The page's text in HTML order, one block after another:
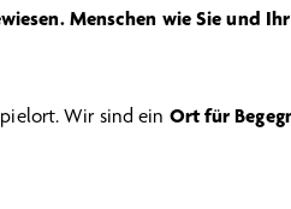
Menschen wie Sie und Ihr
Wir sind ein Ort für